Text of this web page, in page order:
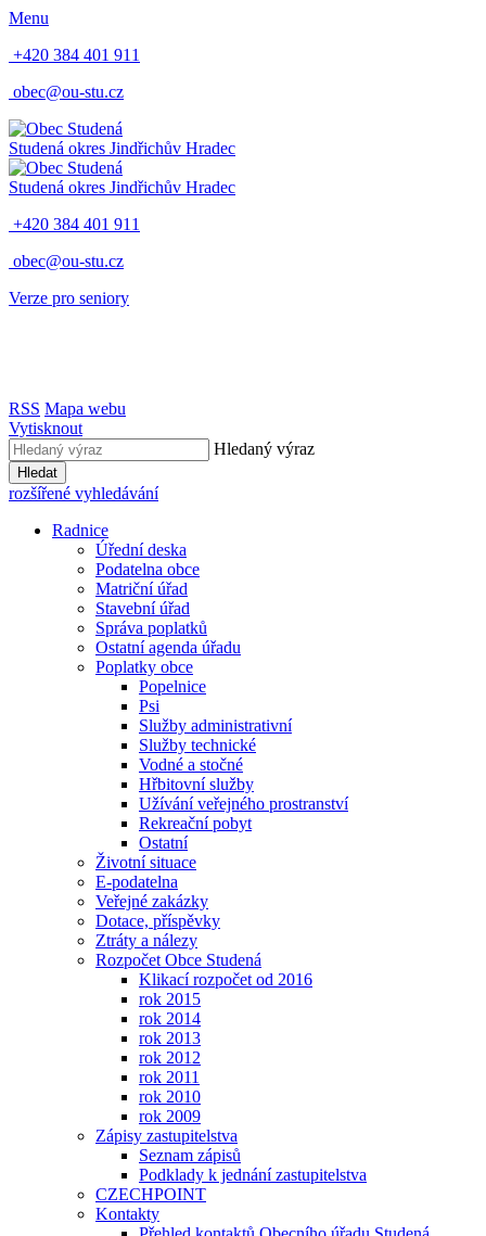
Menu
+420 384 401 911
obec@ou-stu.cz
Studená okres Jindřichův Hradec
Studená okres Jindřichův Hradec
+420 384 401 911
obec@ou-stu.cz
Verze pro seniory
RSS Mapa webu
Vytisknout
Hledaný výraz
Hledat
rozšířené vyhledávání
Radnice
Úřední deska
Podatelna obce
Matriční úřad
Stavební úřad
Správa poplatků
Ostatní agenda úřadu
Poplatky obce
Popelnice
Psi
Služby administrativní
Služby technické
Vodné a stočné
Hřbitovní služby
Užívání veřejného prostranství
Rekreační pobyt
Ostatní
Životní situace
E-podatelna
Veřejné zakázky
Dotace, příspěvky
Ztráty a nálezy
Rozpočet Obce Studená
Klikací rozpočet od 2016
rok 2015
rok 2014
rok 2013
rok 2012
rok 2011
rok 2010
rok 2009
Zápisy zastupitelstva
Seznam zápisů
Podklady k jednání zastupitelstva
CZECHPOINT
Kontakty